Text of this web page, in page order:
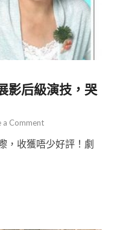
影后級演技，哭
a Comment
，收獲唔少好評！劇